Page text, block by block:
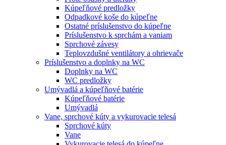
Kúpeľňové predložky
Odpadkové koše do kúpeľne
Ostatné príslušenstvo do kúpeľne
Príslušenstvo k sprchám a vaniam
Sprchové závesy
Teplovzdušné ventilátory a ohrievače
Príslušenstvo a doplnky na WC
Doplnky na WC
WC predložky
Umývadlá a kúpeľňové batérie
Kúpeľňové batérie
Umývadlá
Vane, sprchové kúty a vykurovacie telesá
Sprchové kúty
Vane